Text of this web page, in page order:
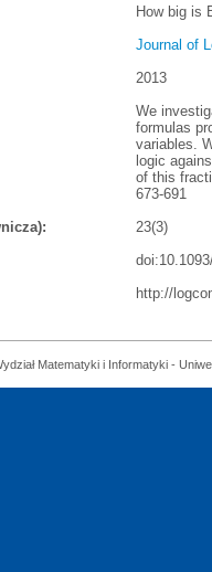
How big is
Journal of
2013
We
formulas
variables.
logic
of this
673-691
23(3)
http://
Matematyki i Informatyki -